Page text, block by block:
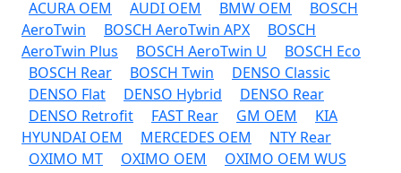
ACURA OEM AUDI OEM BMW OEM
BOSCH
AeroTwin
BOSCH AeroTwin APX
BOSCH
AeroTwin Plus
BOSCH AeroTwin U
BOSCH Eco
BOSCH Rear
BOSCH Twin
DENSO Classic
DENSO Flat
DENSO Hybrid
DENSO Rear
DENSO Retrofit
FAST Rear GM OEM
KIA
HYUNDAI OEM
MERCEDES OEM
NTY Rear
OXIMO MT
OXIMO OEM
OXIMO OEM WUS